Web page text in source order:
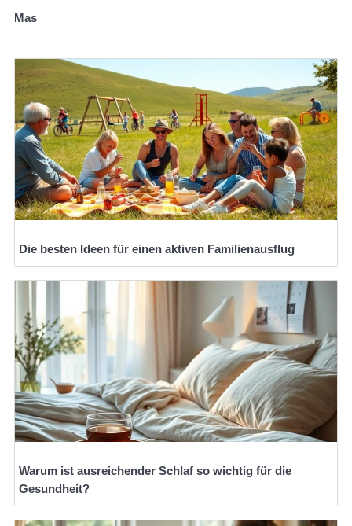
Mas
Die besten Ideen für einen aktiven Familienausflug
Warum ist ausreichender Schlaf so wichtig für die
Gesundheit?